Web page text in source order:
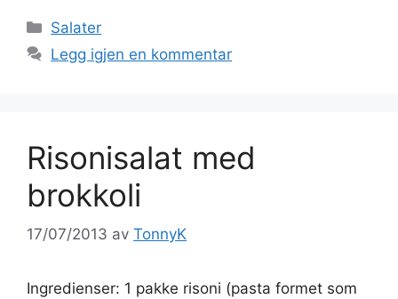
Kategorier
Salater
Legg igjen en kommentar
Risonisalat med
brokkoli
17/07/2013 av TonnyK
Ingredienser: 1 pakke risoni (pasta formet som